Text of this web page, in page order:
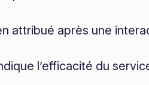
attribué après une
l’efficacité du